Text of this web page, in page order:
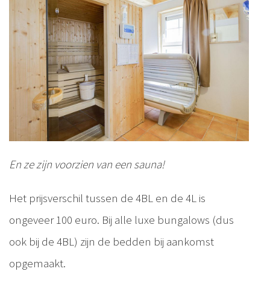
En ze zijn voorzien van een sauna!
Het prijsverschil tussen de 4BL en de 4L is
ongeveer 100 euro. Bij alle luxe bungalows (dus
ook bij de 4BL) zijn de bedden bij aankomst
opgemaakt.